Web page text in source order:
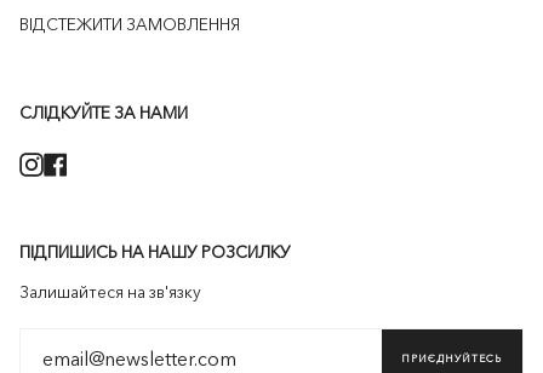
ВІДСТЕЖИТИ ЗАМОВЛЕННЯ
СЛІДКУЙТЕ ЗА НАМИ
Instagram
ПІДПИШИСЬ НА НАШУ РОЗСИЛКУ
Залишайтеся на зв'язку
ПРИЄДНУЙТЕСЬ